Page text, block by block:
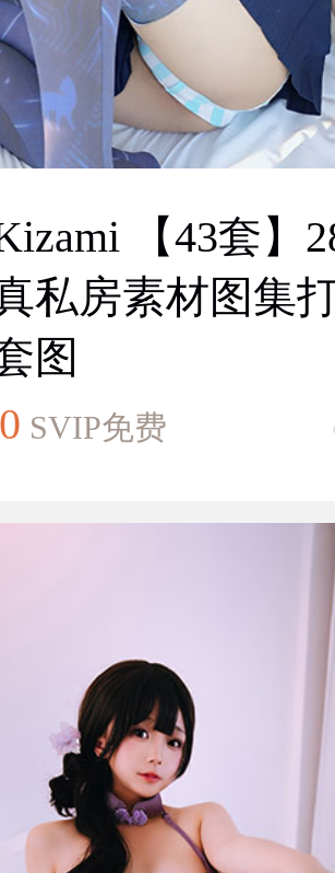
【43套】
私房素材图集
图
SVIP免费